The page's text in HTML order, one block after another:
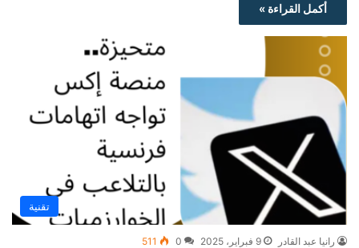
أكمل القراءة »
تقنية
رانيا عبد القادر 9 فبراير، 2025 0
511